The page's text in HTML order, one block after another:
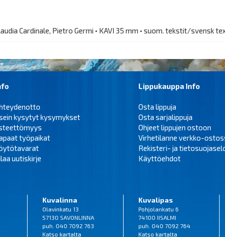
Cardinale, Pietro Germi • KAVI 35 mm • suom. tekstit/svensk
kysytyt kysymykset
työpaikat
uutiskirje
Lippukauppa Info
Osta lippuja
Osta sarjalippuja
Ohjeet lippujen ostoon
Virhetilanne verkko-
Rekisteri- ja
Käyttöehdot
Kuvalinna
Olavinkatu 13
57130 SAVONLINNA
puh. 040 7092 763
Katso kartalta
Kuvalipas
Pohjolankatu 6
74100 IISALMI
puh. 040 7092 764
Katso kartalta